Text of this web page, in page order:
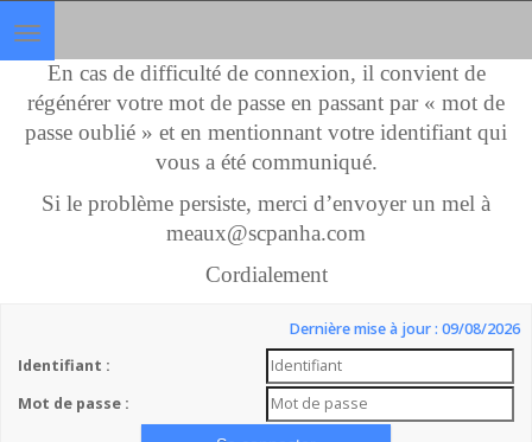
Toggle
navigation
En cas de difficulté de connexion, il convient de
régénérer votre mot de passe en passant par « mot de
passe oublié » et en mentionnant votre identifiant qui
vous a été communiqué.
Si le problème persiste, merci d’envoyer un mel à
meaux@scpanha.com
Cordialement
Dernière mise à jour : 09/08/2026
Identifiant :
Mot de passe :